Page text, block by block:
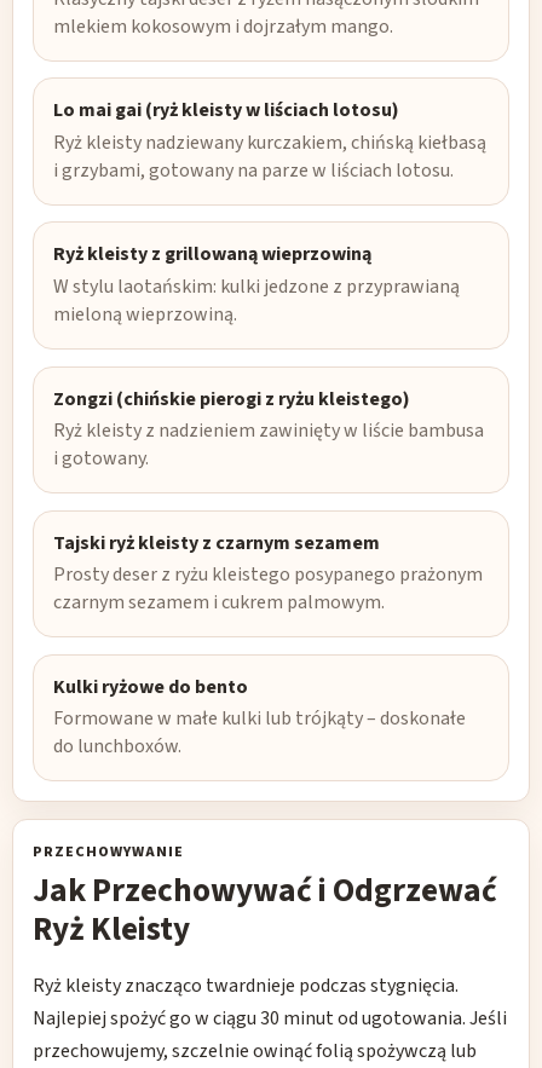
mlekiem kokosowym i dojrzałym mango.
Lo mai gai (ryż kleisty w liściach lotosu)
Ryż kleisty nadziewany kurczakiem, chińską kiełbasą
i grzybami, gotowany na parze w liściach lotosu.
Ryż kleisty z grillowaną wieprzowiną
W stylu laotańskim: kulki jedzone z przyprawianą
mieloną wieprzowiną.
Zongzi (chińskie pierogi z ryżu kleistego)
Ryż kleisty z nadzieniem zawinięty w liście bambusa
i gotowany.
Tajski ryż kleisty z czarnym sezamem
Prosty deser z ryżu kleistego posypanego prażonym
czarnym sezamem i cukrem palmowym.
Kulki ryżowe do bento
Formowane w małe kulki lub trójkąty – doskonałe
do lunchboxów.
PRZECHOWYWANIE
Jak Przechowywać i Odgrzewać
Ryż Kleisty
Ryż kleisty znacząco twardnieje podczas stygnięcia.
Najlepiej spożyć go w ciągu 30 minut od ugotowania. Jeśli
przechowujemy, szczelnie owinąć folią spożywczą lub